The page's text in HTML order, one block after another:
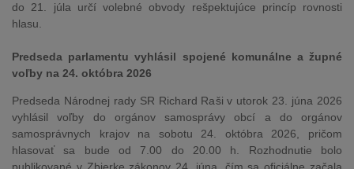
do 21. júla určí volebné obvody rešpektujúce princíp rovnosti
hlasu.
Predseda parlamentu vyhlásil spojené komunálne a župné
voľby na 24. októbra 2026
Predseda Národnej rady SR Richard Raši v utorok 23. júna 2026
vyhlásil voľby do orgánov samosprávy obcí a do orgánov
samosprávnych krajov na sobotu 24. októbra 2026, pričom
hlasovať sa bude od 7.00 do 20.00 h. Rozhodnutie bolo